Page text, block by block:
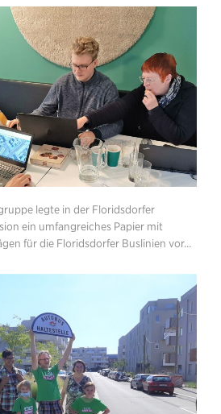
legte in der Floridsdorfer
ein umfangreiches Papier mit
für die Floridsdorfer Buslinien vor…